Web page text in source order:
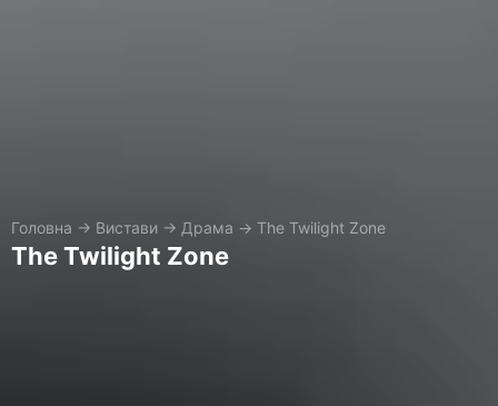
Головна → Вистави → Драма → The Twilight Zone
The Twilight Zone